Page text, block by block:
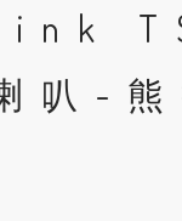
叭-